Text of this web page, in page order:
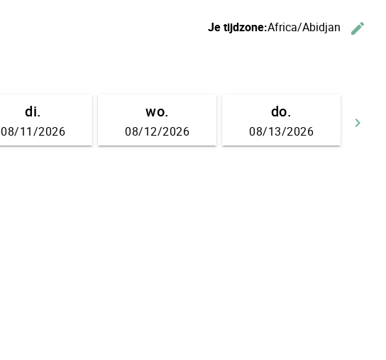
Je tijdzone:Africa/Abidjan
edit
keyboard_arrow_right
di.
08/11/2026
wo.
08/12/2026
do.
08/13/2026